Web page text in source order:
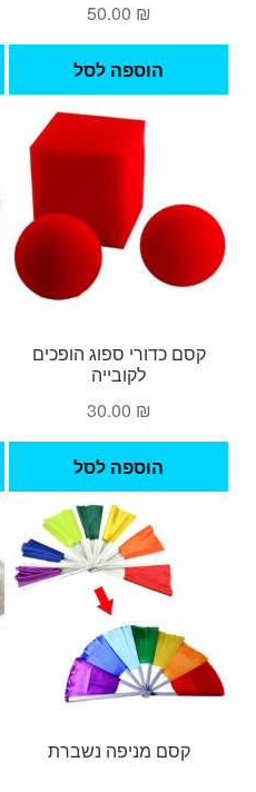
50.00 ₪
הוספה לסל
קסם כדורי ספוג הופכים
לקובייה
30.00 ₪
הוספה לסל
קסם מניפה נשברת